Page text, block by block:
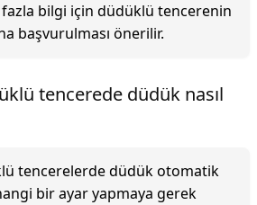
fazla bilgi için düdüklü tencerenin
başvurulması önerilir.
tencerede düdük nasıl
tencerelerde düdük otomatik
bir ayar yapmaya gerek